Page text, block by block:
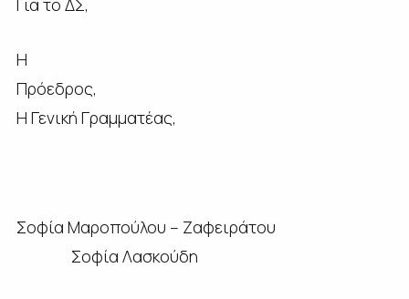
Για το ΔΣ,
Η
Πρόεδρος,
Η Γενική Γραμματέας,
Σοφία Μαροπούλου – Ζαφειράτου
Σοφία Λασκούδη